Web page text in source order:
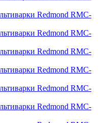
Redmond RMC-
Redmond RMC-
Redmond RMC-
Redmond RMC-
Redmond RMC-
Redmond RMC-